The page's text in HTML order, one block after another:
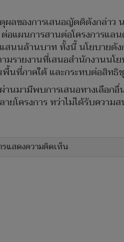
ผลของการเสนอญัตติดังกล่าว
อแผนการสานต่อโครงการแล
สนนล้านบาท ทั้งนี้ นโยบายดัง
มรายงานที่เสนอสำนักงานนโ
นที่ภาคใต้ และกระทบต่อสิท
านมามีพบการเสนอทางเลือก
ยโครงการ ทว่าไม่ได้รับควา
รแสดงความคิดเห็น